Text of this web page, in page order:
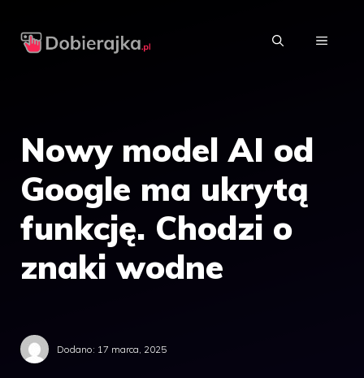
MENU
Nowy model AI od
Google ma ukrytą
funkcję. Chodzi o
znaki wodne
Dodano: 17 marca, 2025